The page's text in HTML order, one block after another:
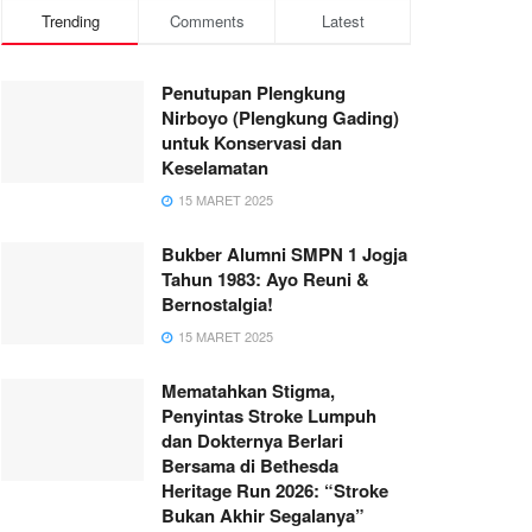
Trending Comments Latest
Penutupan Plengkung
Nirboyo (Plengkung Gading)
untuk Konservasi dan
Keselamatan
15 MARET 2025
Bukber Alumni SMPN 1 Jogja
Tahun 1983: Ayo Reuni &
Bernostalgia!
15 MARET 2025
Mematahkan Stigma,
Penyintas Stroke Lumpuh
dan Dokternya Berlari
Bersama di Bethesda
Heritage Run 2026: “Stroke
Bukan Akhir Segalanya”